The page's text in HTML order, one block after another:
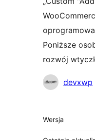
Poniższe
rozwój
Zaangażowani
devxwp
Meta
Wersja